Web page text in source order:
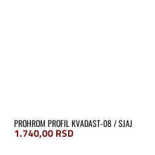
PROHROM PROFIL KVADAST-08 / SJAJ
1.740,00RSD